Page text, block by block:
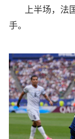
上半场，法
手。